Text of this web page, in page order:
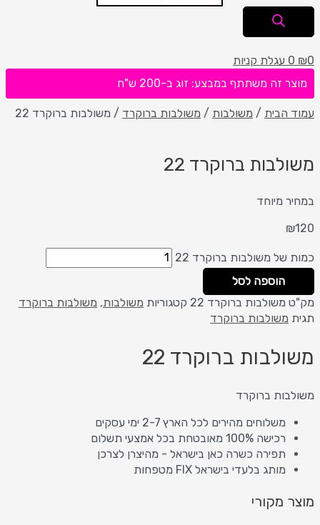
₪0
0 עגלת קניות
מוצר זה משתתף במבצע: זוג ב-200 ש"ח
עמוד הבית / משולבות / משולבות ברוקרד / משולבות ברוקרד 22
משולבות ברוקרד 22
במחיר מיוחד
₪120
כמות של משולבות ברוקרד 22
הוספה לסל
מק"ט משולבות ברוקרד 22 קטגוריות משולבות, משולבות ברוקרד
תגית משולבות ברוקרד
משולבות ברוקרד 22
משולבות ברוקרד
משלוחים מהירים לכל הארץ 2-7 ימי עסקים
רכישה 100% מאובטחת בכל אמצעי תשלום
תפירה כשרה כאן בישראל - מהיצרן לצרכן
מותג בלעדי בישראל FIX מטפחות
מוצר מקורי